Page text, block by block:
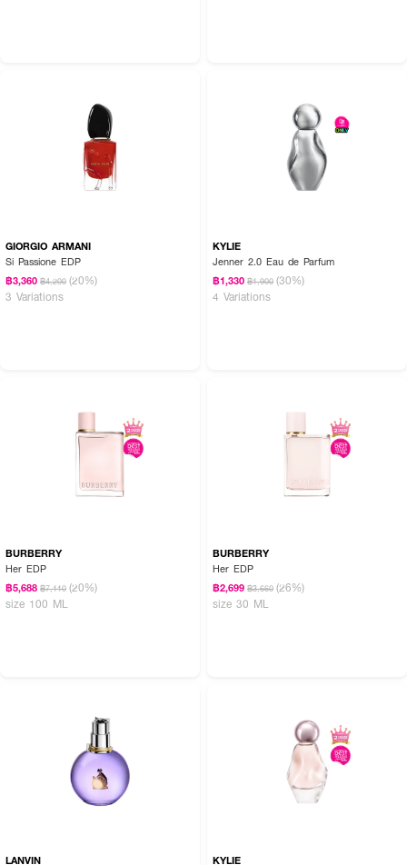
GIORGIO ARMANI
Si Passione EDP
฿3,360 ฿4,200 (20%)
3 Variations
KYLIE
Jenner 2.0 Eau de Parfum
฿1,330 ฿1,900 (30%)
4 Variations
BURBERRY
Her EDP
฿5,688 ฿7,110 (20%)
size 100 ML
BURBERRY
Her EDP
฿2,699 ฿3,660 (26%)
size 30 ML
LANVIN KYLIE